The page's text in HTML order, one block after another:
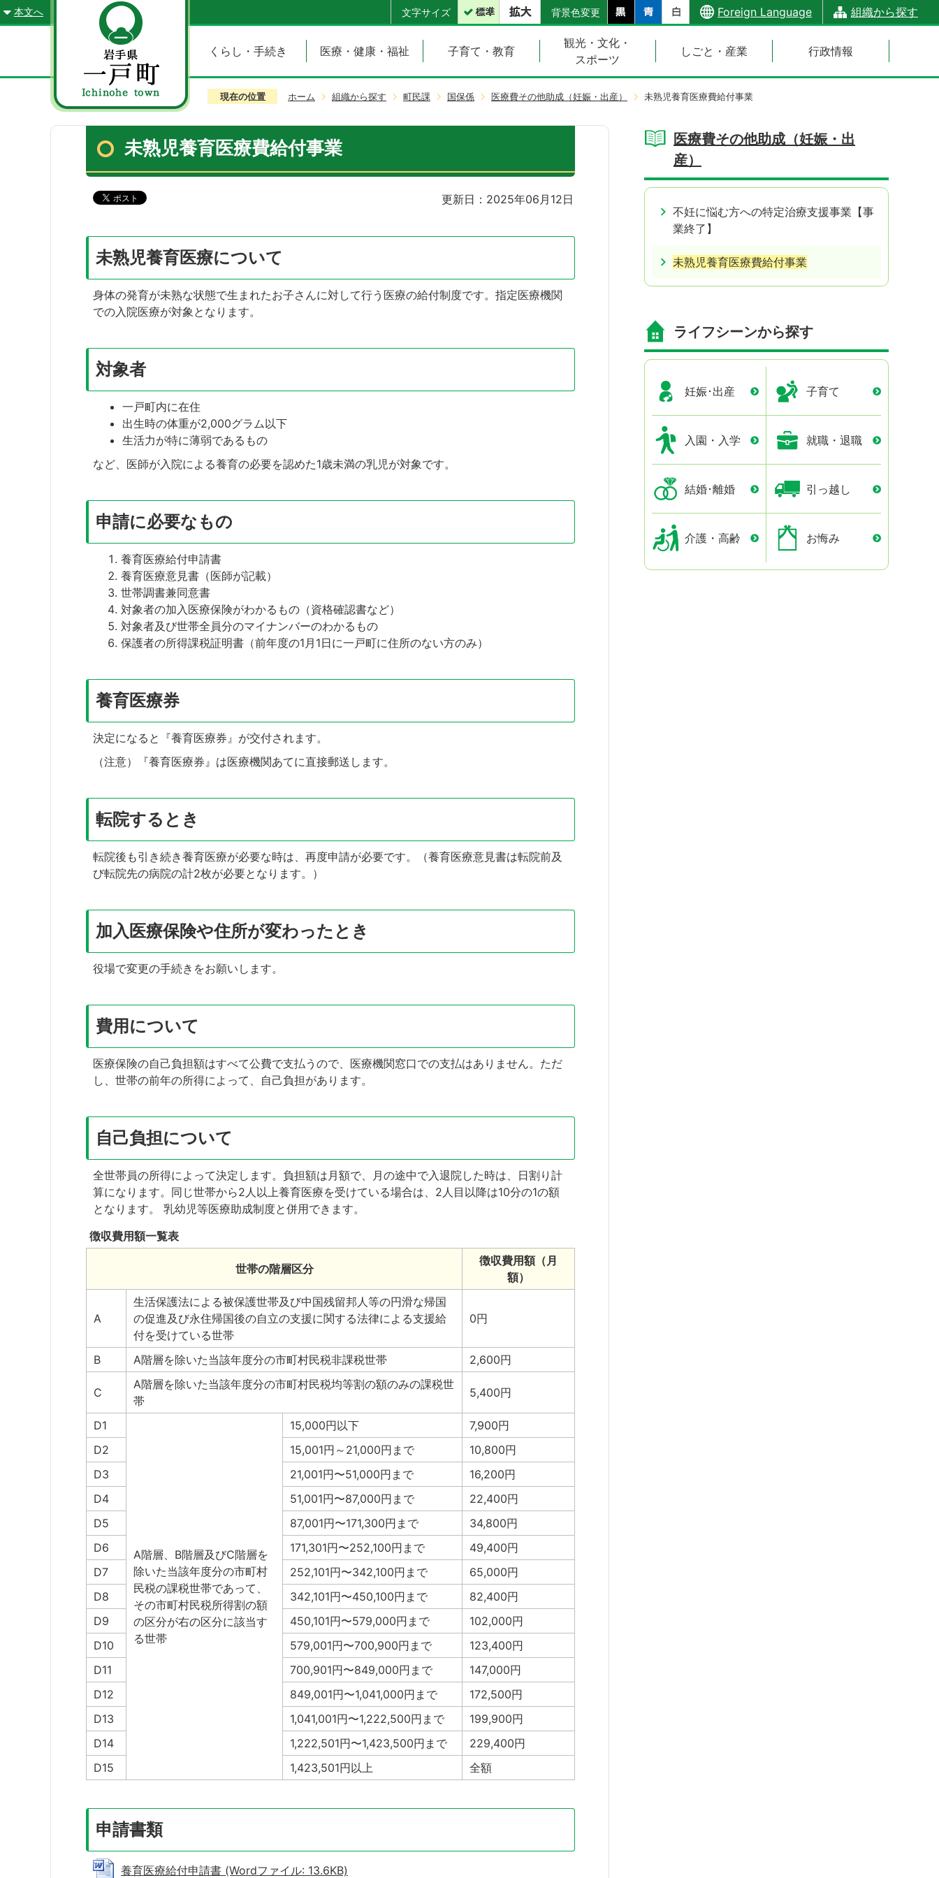
本文へ 文字サイズ 背景色変更 Foreign Language 組織から探す
くらし・手続き 医療・健康・福祉 子育て・教育
観光・文化・
スポーツ
しごと・産業 行政情報
現在の位置 ホーム 組織から探す 町民課 国保係 医療費その他助成（妊娠・出産） 未熟児養育医療費給付事業
未熟児養育医療費給付事業
更新日：2025年06月12日
未熟児養育医療について
身体の発育が未熟な状態で生まれたお子さんに対して行う医療の給付制度です。指定医療機関
での入院医療が対象となります。
対象者
一戸町内に在住
出生時の体重が2,000グラム以下
生活力が特に薄弱であるもの
など、医師が入院による養育の必要を認めた1歳未満の乳児が対象です。
申請に必要なもの
養育医療給付申請書
養育医療意見書（医師が記載）
世帯調書兼同意書
対象者の加入医療保険がわかるもの（資格確認書など）
対象者及び世帯全員分のマイナンバーのわかるもの
保護者の所得課税証明書（前年度の1月1日に一戸町に住所のない方のみ）
養育医療券
決定になると『養育医療券』が交付されます。
（注意）『養育医療券』は医療機関あてに直接郵送します。
転院するとき
転院後も引き続き養育医療が必要な時は、再度申請が必要です。（養育医療意見書は転院前及
び転院先の病院の計2枚が必要となります。）
加入医療保険や住所が変わったとき
役場で変更の手続きをお願いします。
費用について
医療保険の自己負担額はすべて公費で支払うので、医療機関窓口での支払はありません。ただ
し、世帯の前年の所得によって、自己負担があります。
自己負担について
全世帯員の所得によって決定します。負担額は月額で、月の途中で入退院した時は、日割り計
算になります。同じ世帯から2人以上養育医療を受けている場合は、2人目以降は10分の1の額
となります。 乳幼児等医療助成制度と併用できます。
徴収費用額一覧表
世帯の階層区分
徴収費用額（月
額）
A
生活保護法による被保護世帯及び中国残留邦人等の円滑な帰国
の促進及び永住帰国後の自立の支援に関する法律による支援給
付を受けている世帯
0円
B A階層を除いた当該年度分の市町村民税非課税世帯 2,600円
C
A階層を除いた当該年度分の市町村民税均等割の額のみの課税世
帯
5,400円
D1
A階層、B階層及びC階層を
除いた当該年度分の市町村
民税の課税世帯であって、
その市町村民税所得割の額
の区分が右の区分に該当す
る世帯
15,000円以下
7,900円
D2
15,001円～21,000円まで
10,800円
D3
21,001円〜51,000円まで
16,200円
D4
51,001円〜87,000円まで
22,400円
D5
87,001円〜171,300円まで
34,800円
D6
171,301円〜252,100円まで
49,400円
D7
252,101円〜342,100円まで
65,000円
D8
342,101円〜450,100円まで
82,400円
D9
450,101円〜579,000円まで
102,000円
D10
579,001円〜700,900円まで
123,400円
D11
700,901円〜849,000円まで
147,000円
D12
849,001円〜1,041,000円まで
172,500円
D13
1,041,001円〜1,222,500円まで
199,900円
D14
1,222,501円〜1,423,500円まで
229,400円
D15
1,423,501円以上 全額
申請書類
養育医療給付申請書 (Wordファイル: 13.6KB)
医療費その他助成（妊娠・出
産）
不妊に悩む方への特定治療支援事業【事
業終了】
未熟児養育医療費給付事業
ライフシーンから探す
妊娠･出産 子育て
入園・入学 就職・退職
結婚･離婚 引っ越し
介護・高齢 お悔み